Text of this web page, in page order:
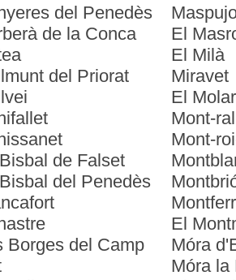
del Penedès
de la Conca
del Priorat
de Falset
del Penedès
Borges del Camp
El
El Milà
Miravet
El Molar
Mont-ral
Mont-
El
Móra
Móra la